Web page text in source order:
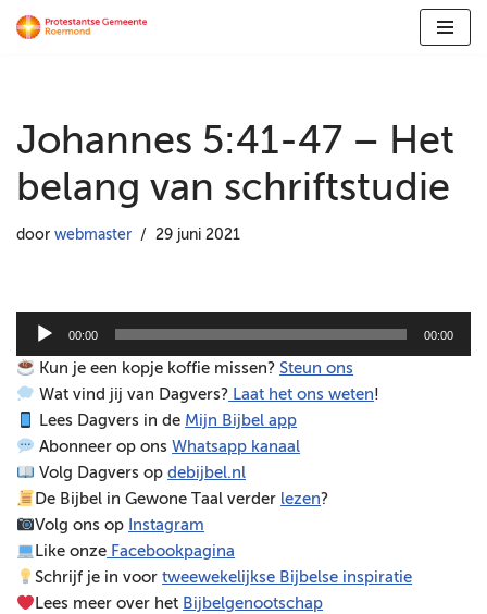
inhoud
Johannes 5:41-47 – Het
belang van schriftstudie
door webmaster 29 juni 2021
d
i
o
s
p
e
l
e
00:00 00:00
Kun je een kopje koffie missen?Steun ons
Wat vind jij van Dagvers? Laat het ons weten!
Lees Dagvers in de Mijn Bijbel app
Abonneer op onsWhatsapp kanaal
Volg Dagvers opdebijbel.nl
De Bijbel in Gewone Taal verder lezen?
Volg ons op Instagram
Like onze Facebookpagina
Schrijf je in voortweewekelijkse Bijbelse inspiratie
Lees meer over het Bijbelgenootschap